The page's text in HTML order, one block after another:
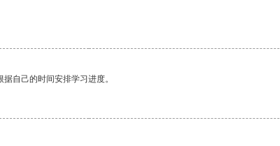
自己的时间安排学习进度。